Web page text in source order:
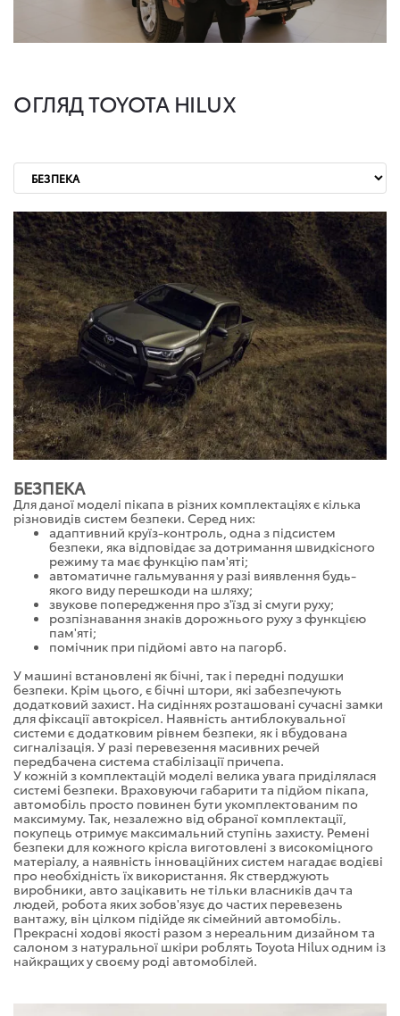
ОГЛЯД TOYOTA HILUX
БЕЗПЕКА
Для даної моделі пікапа в різних комплектаціях є кілька
різновидів систем безпеки. Серед них:
адаптивний круїз-контроль, одна з підсистем
безпеки, яка відповідає за дотримання швидкісного
режиму та має функцію пам'яті;
автоматичне гальмування у разі виявлення будь-
якого виду перешкоди на шляху;
звукове попередження про з'їзд зі смуги руху;
розпізнавання знаків дорожнього руху з функцією
пам'яті;
помічник при підйомі авто на пагорб.
У машині встановлені як бічні, так і передні подушки
безпеки. Крім цього, є бічні штори, які забезпечують
додатковий захист. На сидіннях розташовані сучасні замки
для фіксації автокрісел. Наявність антиблокувальної
системи є додатковим рівнем безпеки, як і вбудована
сигналізація. У разі перевезення масивних речей
передбачена система стабілізації причепа.
У кожній з комплектацій моделі велика увага приділялася
системі безпеки. Враховуючи габарити та підйом пікапа,
автомобіль просто повинен бути укомплектованим по
максимуму. Так, незалежно від обраної комплектації,
покупець отримує максимальний ступінь захисту. Ремені
безпеки для кожного крісла виготовлені з високоміцного
матеріалу, а наявність інноваційних систем нагадає водієві
про необхідність їх використання. Як стверджують
виробники, авто зацікавить не тільки власників дач та
людей, робота яких зобов'язує до частих перевезень
вантажу, він цілком підійде як сімейний автомобіль.
Прекрасні ходові якості разом з нереальним дизайном та
салоном з натуральної шкіри роблять Toyota Hilux одним із
найкращих у своєму роді автомобілей.